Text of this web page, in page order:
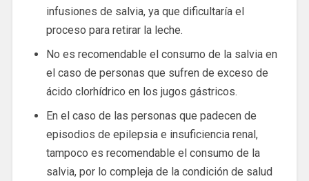
infusiones de salvia, ya que dificultaría el
proceso para retirar la leche.
No es recomendable el consumo de la salvia en
el caso de personas que sufren de exceso de
ácido clorhídrico en los jugos gástricos.
En el caso de las personas que padecen de
episodios de epilepsia e insuficiencia renal,
tampoco es recomendable el consumo de la
salvia, por lo compleja de la condición de salud